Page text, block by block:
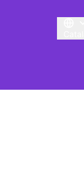
Triar